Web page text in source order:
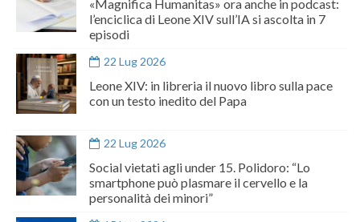
«Magnifica Humanitas» ora anche in podcast:
l’enciclica di Leone XIV sull’IA si ascolta in 7
episodi
22 Lug 2026
Leone XIV: in libreria il nuovo libro sulla pace
con un testo inedito del Papa
22 Lug 2026
Social vietati agli under 15. Polidoro: “Lo
smartphone può plasmare il cervello e la
personalità dei minori”